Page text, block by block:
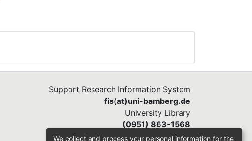
Support Research Information System
fis(at)uni-bamberg.de
University Library
(0951) 863-1568
We collect and process your personal information for the